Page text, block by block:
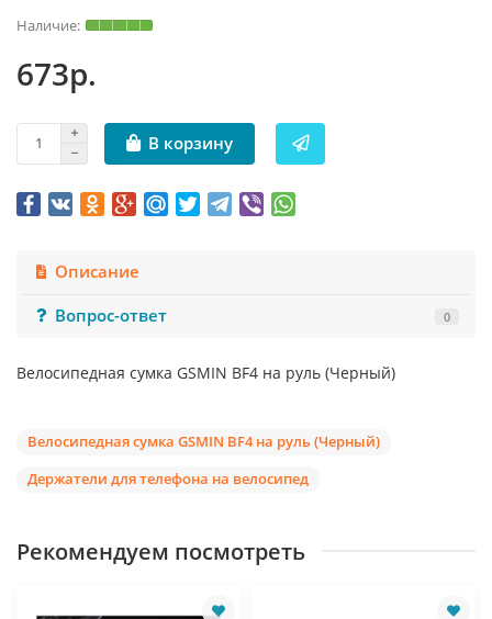
673р.
В корзину
Описание
Вопрос-ответ
0
Велосипедная сумка GSMIN BF4 на руль (Черный)
Велосипедная сумка GSMIN BF4 на руль (Черный)
Держатели для телефона на велосипед
Рекомендуем посмотреть